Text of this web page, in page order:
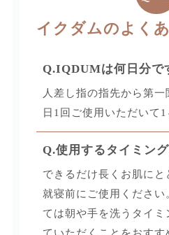
イクダムのよく
Q.IQDUMは何日分で
人差し指の指先から第一
日1回ご使用いただいて1
Q.使用するタイミング
できるだけ長くお肌にと
就寝前にご使用ください
ては朝や手を洗うタイミ